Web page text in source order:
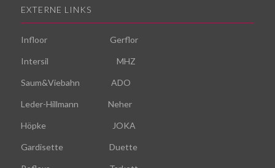
EXTERNE LINKS
Infloor Gerflor
Intersil MHZ
Saum&Viebahn ADO
Leder-Hillmann Neher
Höpke JOKA
Gardisette Duette